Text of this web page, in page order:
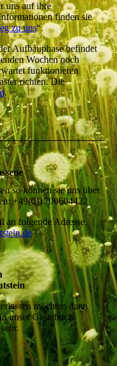
uns auf ihre
finden sie
zu uns“.
Aufbauphase befindet
Wochen noch
funktionieren
richten. Die
.
so können sie uns über
+49(0)1709604422
an folgende Adresse:
möchten dann
unser Gästebuch.